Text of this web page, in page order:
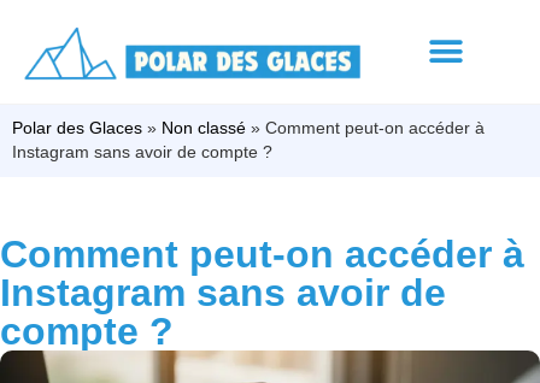
Polar des Glaces » Non classé » Comment peut-on accéder à
Instagram sans avoir de compte ?
Comment peut-on accéder à
Instagram sans avoir de
compte ?